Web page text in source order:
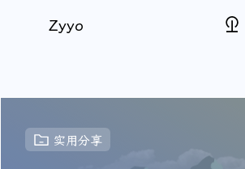
Zyyo
实用分享